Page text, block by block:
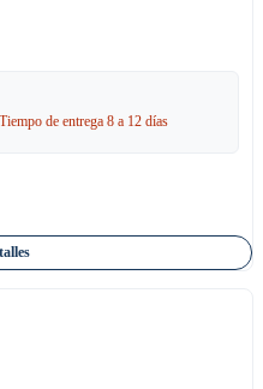
de entrega 8 a 12 días